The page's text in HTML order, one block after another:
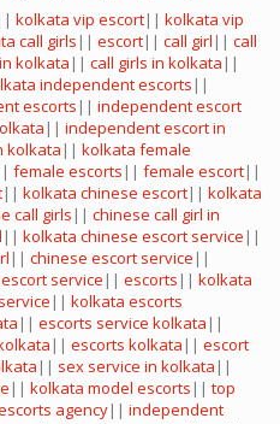
|| kolkata vip escort|| kolkata vip
call girls || escort|| call girl || call
kolkata || call girls in kolkata ||
independent escorts ||
escorts || independent escort
|| independent escort in
kolkata || kolkata female
female escorts || female escort||
|| kolkata chinese escort|| kolkata
call girls || chinese call girl in
|| kolkata chinese escort service ||
|| chinese escort service ||
service || escorts || kolkata
|| kolkata escorts
|| escorts service kolkata ||
|| escorts kolkata || escort
|| sex service in kolkata ||
|| kolkata model escorts || top
agency|| independent